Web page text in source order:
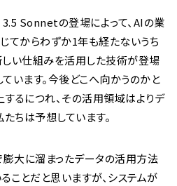
Sonnetの登場によって、AIの業
てからわずか1年も経たないうち
しい仕組みを活用した技術が登場
います。今後どこへ向かうのかと
るにつれ、その活用領域はよりデ
ちは予想しています。
膨大に溜まったデータの活用方法
ことだと思いますが、システムが